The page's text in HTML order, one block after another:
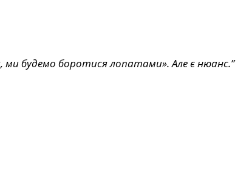
ми будемо боротися лопатами». Але є нюанс.”